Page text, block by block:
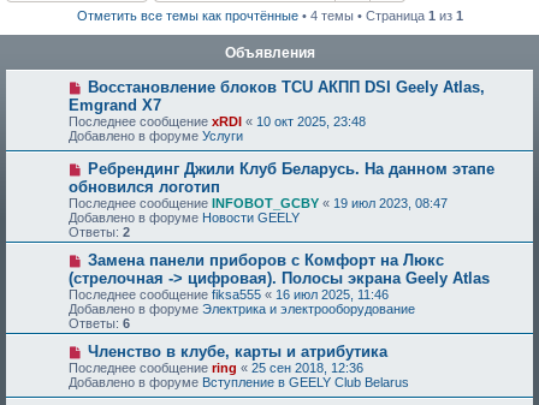
Отметить все темы как прочтённые• 4 темы • Страница 1 из 1
Объявления
Восстановление блоков TCU АКПП DSI Geely Atlas,
Emgrand X7
Последнее сообщение xRDI « 10 окт 2025, 23:48
Добавлено в форуме Услуги
Ребрендинг Джили Клуб Беларусь. На данном этапе
обновился логотип
Последнее сообщение INFOBOT_GCBY « 19 июл 2023, 08:47
Добавлено в форуме Новости GEELY
Ответы: 2
Замена панели приборов с Комфорт на Люкс
(стрелочная -> цифровая). Полосы экрана Geely Atlas
Последнее сообщение fiksa555 « 16 июл 2025, 11:46
Добавлено в форуме Электрика и электрооборудование
Ответы: 6
Членство в клубе, карты и атрибутика
Последнее сообщение ring « 25 сен 2018, 12:36
Добавлено в форуме Вступление в GEELY Club Belarus